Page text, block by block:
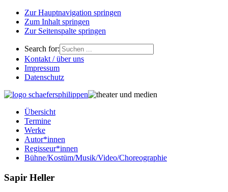
Zur Hauptnavigation springen
Zum Inhalt springen
Zur Seitenspalte springen
Search for:
Kontakt / über uns
Impressum
Datenschutz
Übersicht
Termine
Werke
Autor*innen
Regisseur*innen
Bühne/Kostüm/Musik/Video/Choreographie
Sapir Heller